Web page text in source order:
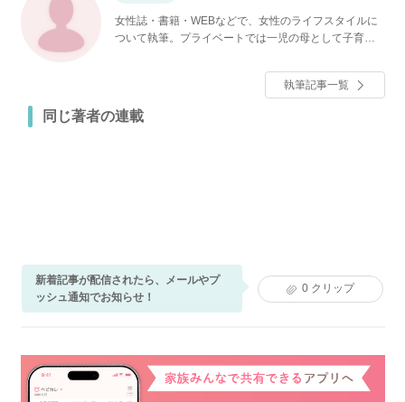
女性誌・書籍・WEBなどで、女性のライフスタイルに
ついて執筆。プライベートでは一児の母として子育て
に基づいた記事を提供している。
執筆記事一覧
同じ著者の連載
新着記事が配信されたら、メールやプ
ッシュ通知でお知らせ！
0 クリップ